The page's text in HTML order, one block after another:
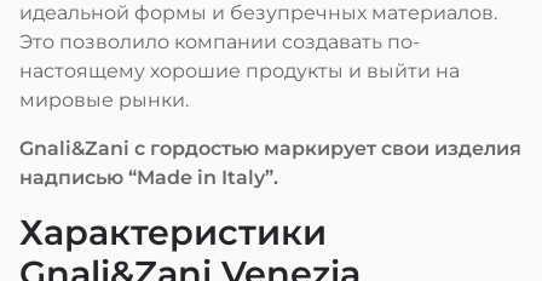
идеальной формы и безупречных материалов.
Это позволило компании создавать по-
настоящему хорошие продукты и выйти на
мировые рынки.
Gnali&Zani с гордостью маркирует свои изделия
надписью “Made in Italy”.
Характеристики